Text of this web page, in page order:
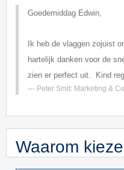
Goedemiddag Edwin,
Ik heb de vlaggen zojuist
hartelijk danken voor de
zien er perfect uit.
Kind
Peter Smit: Marketing &
Waarom